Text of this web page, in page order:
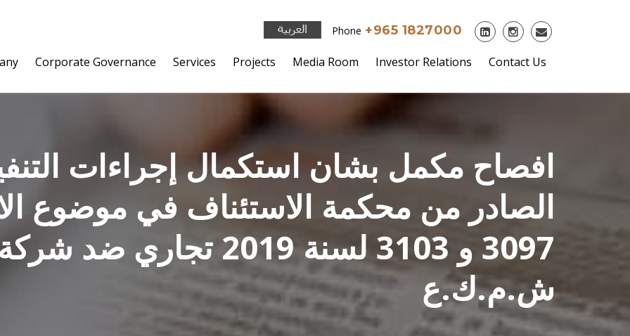
Phone +965 1827000
Corporate Governance Services Projects Media Room Investor Relations Contact Us
افصاح مكمل بشان استكمال إجراءات
الصادر من محكمة الاستئناف في موضوع
3097 و 3103 لسنة 2019
ش.م.ك.ع